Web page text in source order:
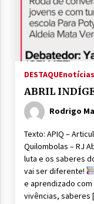
DESTAQUEnotícias
ABRIL
Rodrigo
Texto: APIQ –
Quilombolas – RJ
luta e os saberes
vai ser diferente!
e aprendizado
vivências,